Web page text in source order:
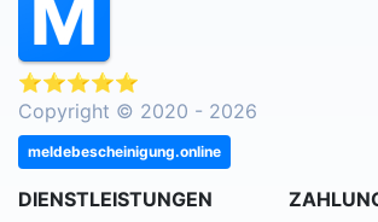
⭐⭐⭐⭐⭐
Copyright © 2020 - 2026
meldebescheinigung.online
DIENSTLEISTUNGEN